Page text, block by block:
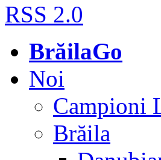
RSS 2.0
BrăilaGo
Noi
Campioni
Brăila